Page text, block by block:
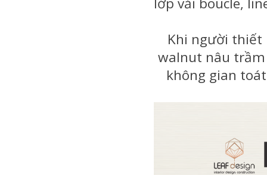
Khi người thiết
walnut nâu trầm
không gian